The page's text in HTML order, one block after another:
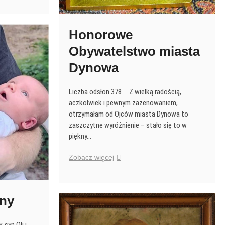
Honorowe
Obywatelstwo miasta
Dynowa
Liczba odsłon 378 Z wielką radością,
aczkolwiek i pewnym zażenowaniem,
otrzymałam od Ojców miasta Dynowa to
zaszczytne wyróżnienie – stało się to w
piękny…
Zobacz więcej Honorowe